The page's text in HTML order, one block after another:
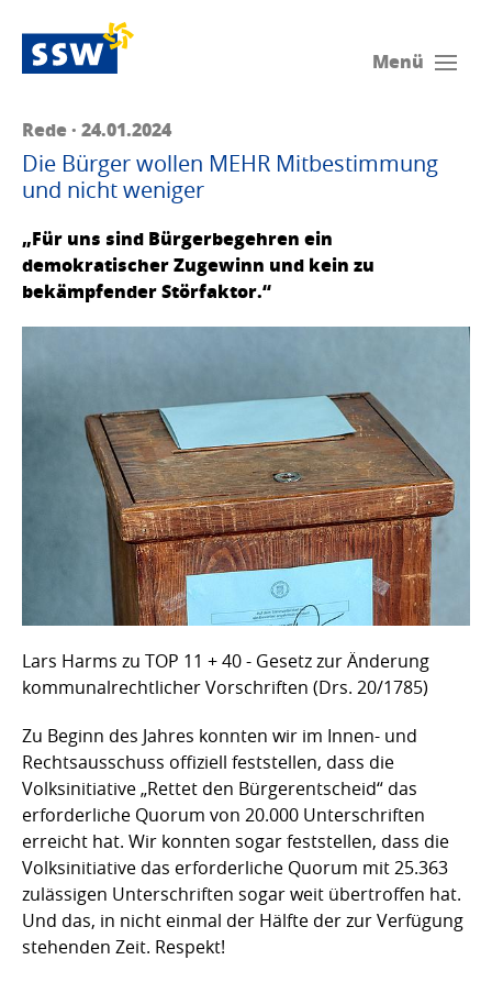
Menü
Rede · 24.01.2024
Die Bürger wollen MEHR Mitbestimmung
und nicht weniger
„Für uns sind Bürgerbegehren ein
demokratischer Zugewinn und kein zu
bekämpfender Störfaktor.“
Lars Harms zu TOP 11 + 40 - Gesetz zur Änderung
kommunalrechtlicher Vorschriften (Drs. 20/1785)
Zu Beginn des Jahres konnten wir im Innen- und
Rechtsausschuss offiziell feststellen, dass die
Volksinitiative „Rettet den Bürgerentscheid“ das
erforderliche Quorum von 20.000 Unterschriften
erreicht hat. Wir konnten sogar feststellen, dass die
Volksinitiative das erforderliche Quorum mit 25.363
zulässigen Unterschriften sogar weit übertroffen hat.
Und das, in nicht einmal der Hälfte der zur Verfügung
stehenden Zeit. Respekt!